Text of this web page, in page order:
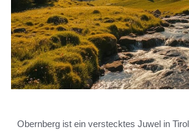
Obernberg ist ein verstecktes Juwel in